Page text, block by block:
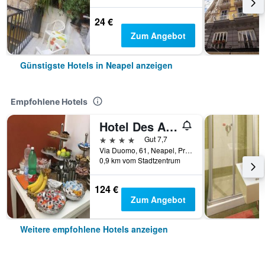
24 €
Zum Angebot
Günstigste Hotels in Neapel anzeigen
Empfohlene Hotels
Hotel Des Artistes
4 Sterne
Gut 7,7
Via Duomo, 61, Neapel, Provinz Neapel, Italien
0,9 km vom Stadtzentrum
124 €
Zum Angebot
Weitere empfohlene Hotels anzeigen